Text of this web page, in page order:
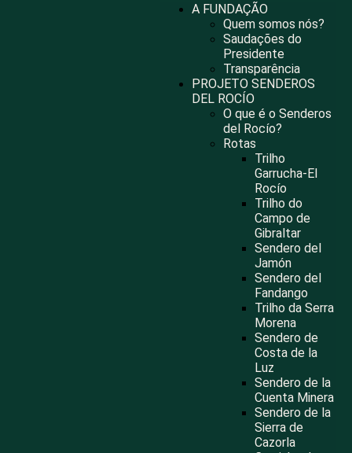
A FUNDAÇÃO
Quem somos nós?
Saudações do
Presidente
Transparência
PROJETO SENDEROS
DEL ROCÍO
O que é o Senderos
del Rocío?
Rotas
Trilho
Garrucha-El
Rocío
Trilho do
Campo de
Gibraltar
Sendero del
Jamón
Sendero del
Fandango
Trilho da Serra
Morena
Sendero de
Costa de la
Luz
Sendero de la
Cuenta Minera
Sendero de la
Sierra de
Cazorla